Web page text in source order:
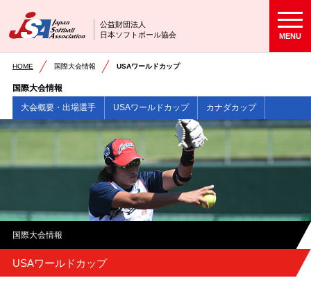
公益財団法人
日本ソフトボール協会
MENU
HOME 国際大会情報 USAワールドカップ
国際大会情報
大会概要・出場選手
USAワールドカップ カナダカップ
国際大会情報
USAワールドカップ